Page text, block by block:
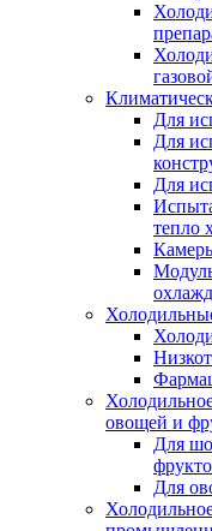
Для
Для
Для
тепло
овощей и
Для
Для